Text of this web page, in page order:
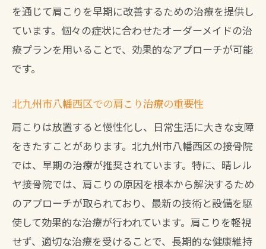
方法
最新技術と設備を取り入れたオーダーメ
イド治療
オーダーメイド治療の効果を実感した患
者の声
最新技術を駆使した接骨院の施術で肩こりを
根本から改善
最新の医療技術を使った肩こり治療
筋肉の緊張を緩和する新しいアプローチ
姿勢矯正を目指す施術の効果
を通じて肩こりを早期に改善するための治療を提供し
ています。個々の症状に合わせたオーダーメイドの治
療プランを用いることで、効果的なアプローチが可能
です。
北九州市八幡西区での肩こり治療の重要性
肩こりは放置すると慢性化し、日常生活に大きな支障
をきたすことがあります。北九州市八幡西区の接骨院
では、早期の治療が推奨されています。特に、晴レル
ヤ接骨院では、肩こりの原因を根本から解決するため
のアプローチが取られており、最新の技術と設備を駆
使して効果的な治療が行われています。肩こりを軽視
せず、適切な治療を受けることで、長期的な健康維持